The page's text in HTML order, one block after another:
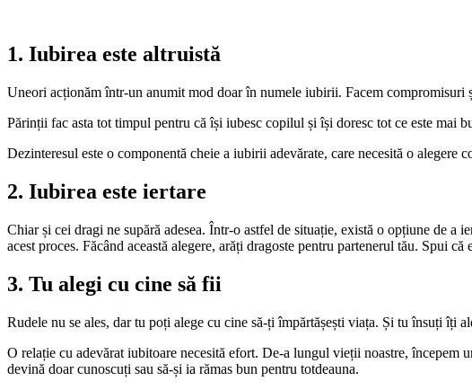
1. Iubirea este altruistă
Uneori acționăm într-un anumit mod doar în numele iubirii. Facem compromisuri
Părinții fac asta tot timpul pentru că își iubesc copilul și își doresc tot ce este mai
Dezinteresul este o componentă cheie a iubirii adevărate, care necesită o alegere
2. Iubirea este iertare
Chiar și cei dragi ne supără adesea. Într-o astfel de situație, există o opțiune de a
acest proces. Făcând această alegere, arăți dragoste pentru partenerul tău. Spui
3. Tu alegi cu cine să fii
Rudele nu se ales, dar tu poți alege cu cine să-ți împărtășești viața. Și tu însuți îți
O relație cu adevărat iubitoare necesită efort. De-a lungul vieții noastre, începem
devină doar cunoscuți sau să-și ia rămas bun pentru totdeauna.